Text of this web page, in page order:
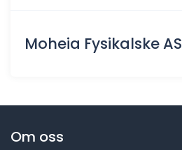
Moheia Fysikalske AS
Om oss